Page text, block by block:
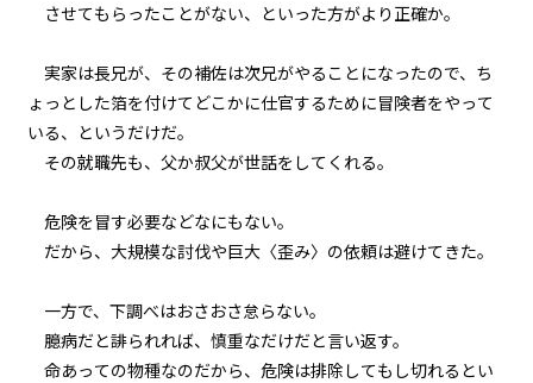
一章 黒髪黒目の少女
一章 黒髪黒目の少女
第二十話 働き者のオッティー
大作戦
第一話 【マモのグルメ】再開
店！
させてもらったことがない、といった方がより正確か。
実家は長兄が、その補佐は次兄がやることになったので、ち
ょっとした箔を付けてどこかに仕官するために冒険者をやって
いる、というだけだ。
その就職先も、父か叔父が世話をしてくれる。
危険を冒す必要などなにもない。
だから、大規模な討伐や巨大〈歪み〉の依頼は避けてきた。
一方で、下調べはおさおさ怠らない。
臆病だと誹られれば、慎重なだけだと言い返す。
命あっての物種なのだから、危険は排除してもし切れるとい